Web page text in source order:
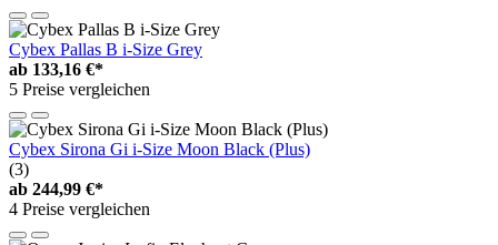
Cybex Pallas B i-Size Grey
ab 133,16 €*
5 Preise vergleichen
Cybex Sirona Gi i-Size Moon Black (Plus)
(3)
ab 244,99 €*
4 Preise vergleichen